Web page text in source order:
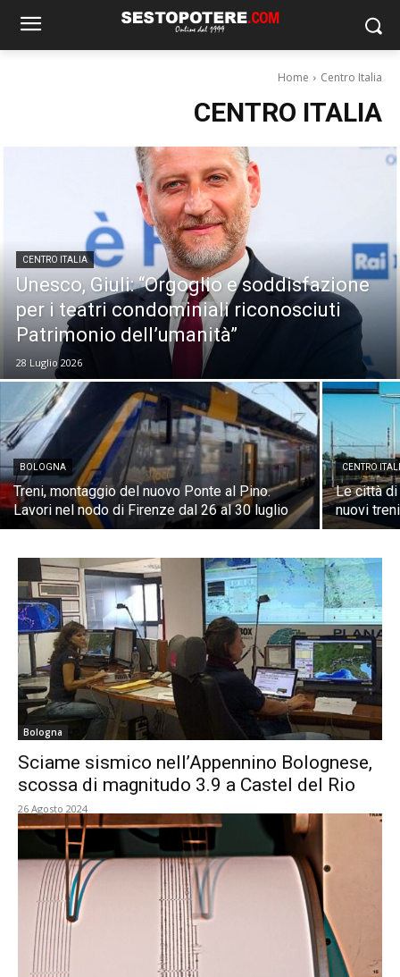
Home Centro Italia
CENTRO ITALIA
CENTRO ITALIA
Unesco, Giuli: “Orgoglio e soddisfazione
per i teatri condominiali riconosciuti
Patrimonio dell’umanità”
28 Luglio 2026
BOLOGNA
Treni, montaggio del nuovo Ponte al Pino.
Lavori nel nodo di Firenze dal 26 al 30 luglio
CENTRO
Le città di
nuovi
Bologna
Sciame sismico nell’Appennino Bolognese,
scossa di magnitudo 3.9 a Castel del Rio
26 Agosto 2024